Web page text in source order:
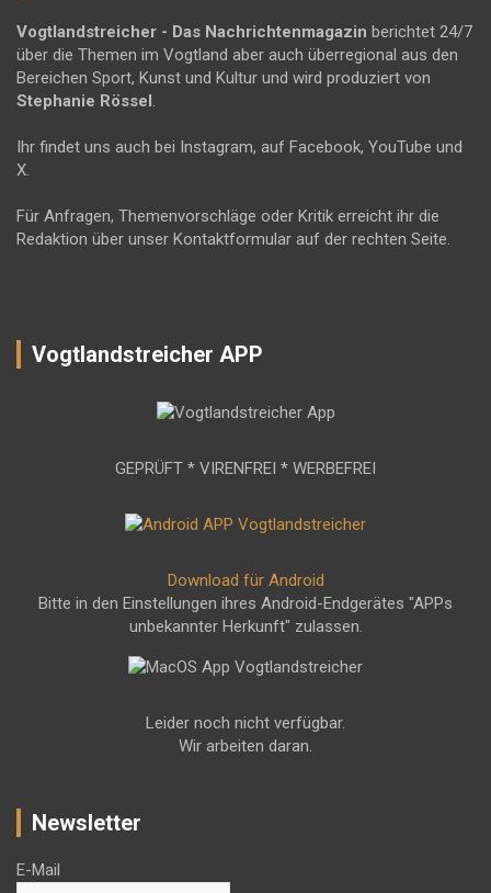
Vogtlandstreicher - Das Nachrichtenmagazin berichtet 24/7
über die Themen im Vogtland aber auch überregional aus den
Bereichen Sport, Kunst und Kultur und wird produziert von
Stephanie Rössel.
Ihr findet uns auch bei Instagram, auf Facebook, YouTube und
X.
Für Anfragen, Themenvorschläge oder Kritik erreicht ihr die
Redaktion über unser Kontaktformular auf der rechten Seite.
Vogtlandstreicher APP
GEPRÜFT * VIRENFREI * WERBEFREI
Download für Android
Bitte in den Einstellungen ihres Android-Endgerätes "APPs
unbekannter Herkunft" zulassen.
Leider noch nicht verfügbar.
Wir arbeiten daran.
Newsletter
E-Mail